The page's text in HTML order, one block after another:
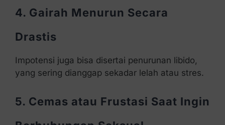
4. Gairah Menurun Secara
Drastis
Impotensi juga bisa disertai penurunan libido,
yang sering dianggap sekadar lelah atau stres.
5. Cemas atau Frustasi Saat Ingin